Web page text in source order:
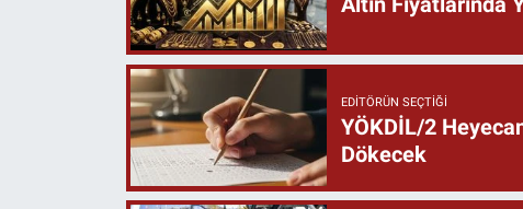
EDITÖRÜN SEÇTIĞI
YÖKDİL/2
Dökecek